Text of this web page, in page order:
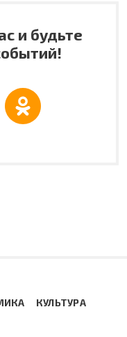
и будьте
КУЛЬТУРА